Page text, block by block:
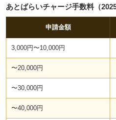
あとばらいチャージ手数料（
申請金額
3,000円〜10,000円
〜20,000円
〜30,000円
〜40,000円